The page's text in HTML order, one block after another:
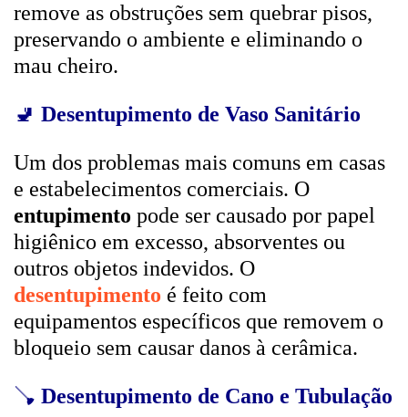
remove as obstruções sem quebrar pisos,
preservando o ambiente e eliminando o
mau cheiro.
🚽 Desentupimento de Vaso Sanitário
Um dos problemas mais comuns em casas
e estabelecimentos comerciais. O
entupimento pode ser causado por papel
higiênico em excesso, absorventes ou
outros objetos indevidos. O
desentupimento é feito com
equipamentos específicos que removem o
bloqueio sem causar danos à cerâmica.
🪠 Desentupimento de Cano e Tubulação